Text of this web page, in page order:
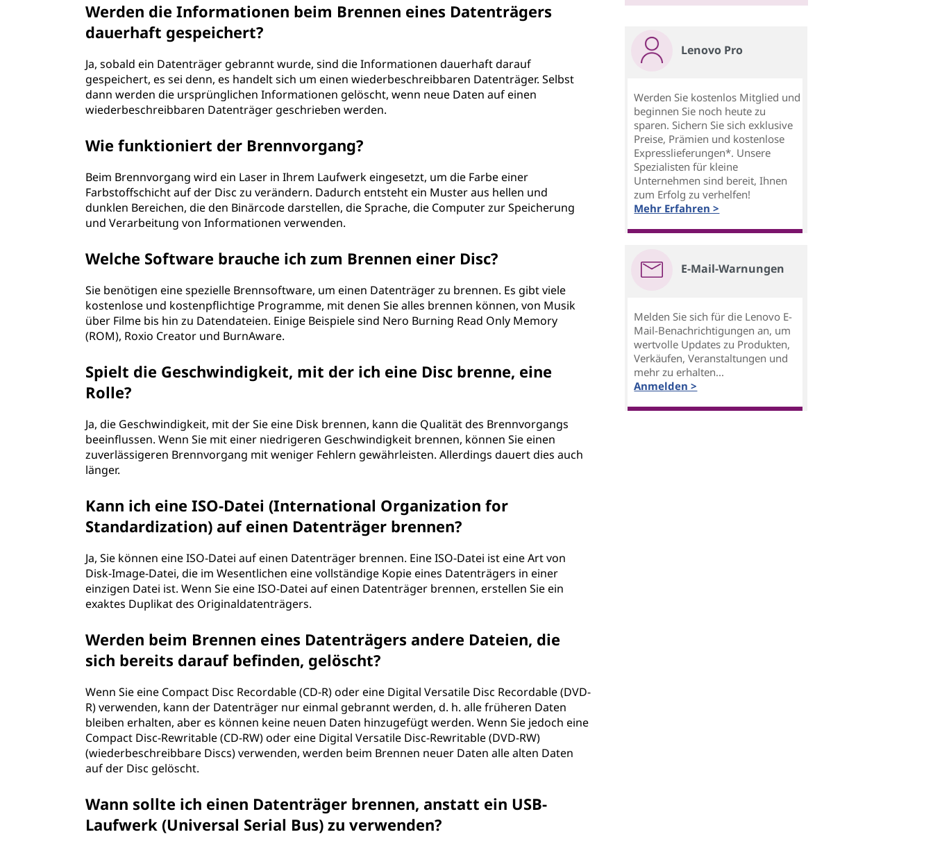
Werden die Informationen beim Brennen eines Datenträgers
dauerhaft gespeichert?
Ja, sobald ein Datenträger gebrannt wurde, sind die Informationen dauerhaft darauf
gespeichert, es sei denn, es handelt sich um einen wiederbeschreibbaren Datenträger. Selbst
dann werden die ursprünglichen Informationen gelöscht, wenn neue Daten auf einen
wiederbeschreibbaren Datenträger geschrieben werden.
Wie funktioniert der Brennvorgang?
Beim Brennvorgang wird ein Laser in Ihrem Laufwerk eingesetzt, um die Farbe einer
Farbstoffschicht auf der Disc zu verändern. Dadurch entsteht ein Muster aus hellen und
dunklen Bereichen, die den Binärcode darstellen, die Sprache, die Computer zur Speicherung
und Verarbeitung von Informationen verwenden.
Welche Software brauche ich zum Brennen einer Disc?
Sie benötigen eine spezielle Brennsoftware, um einen Datenträger zu brennen. Es gibt viele
kostenlose und kostenpflichtige Programme, mit denen Sie alles brennen können, von Musik
über Filme bis hin zu Datendateien. Einige Beispiele sind Nero Burning Read Only Memory
(ROM), Roxio Creator und BurnAware.
Spielt die Geschwindigkeit, mit der ich eine Disc brenne, eine
Rolle?
Ja, die Geschwindigkeit, mit der Sie eine Disk brennen, kann die Qualität des Brennvorgangs
beeinflussen. Wenn Sie mit einer niedrigeren Geschwindigkeit brennen, können Sie einen
zuverlässigeren Brennvorgang mit weniger Fehlern gewährleisten. Allerdings dauert dies auch
länger.
Kann ich eine ISO-Datei (International Organization for
Standardization) auf einen Datenträger brennen?
Ja, Sie können eine ISO-Datei auf einen Datenträger brennen. Eine ISO-Datei ist eine Art von
Disk-Image-Datei, die im Wesentlichen eine vollständige Kopie eines Datenträgers in einer
einzigen Datei ist. Wenn Sie eine ISO-Datei auf einen Datenträger brennen, erstellen Sie ein
exaktes Duplikat des Originaldatenträgers.
Werden beim Brennen eines Datenträgers andere Dateien, die
sich bereits darauf befinden, gelöscht?
Wenn Sie eine Compact Disc Recordable (CD-R) oder eine Digital Versatile Disc Recordable (DVD-
R) verwenden, kann der Datenträger nur einmal gebrannt werden, d. h. alle früheren Daten
bleiben erhalten, aber es können keine neuen Daten hinzugefügt werden. Wenn Sie jedoch eine
Compact Disc-Rewritable (CD-RW) oder eine Digital Versatile Disc-Rewritable (DVD-RW)
(wiederbeschreibbare Discs) verwenden, werden beim Brennen neuer Daten alle alten Daten
auf der Disc gelöscht.
Wann sollte ich einen Datenträger brennen, anstatt ein USB-
Laufwerk (Universal Serial Bus) zu verwenden?
Lenovo Pro
Werden Sie kostenlos Mitglied und
beginnen Sie noch heute zu
sparen. Sichern Sie sich exklusive
Preise, Prämien und kostenlose
Expresslieferungen*. Unsere
Spezialisten für kleine
Unternehmen sind bereit, Ihnen
zum Erfolg zu verhelfen!
Mehr Erfahren >
E-Mail-Warnungen
Melden Sie sich für die Lenovo E-
Mail-Benachrichtigungen an, um
wertvolle Updates zu Produkten,
Verkäufen, Veranstaltungen und
mehr zu erhalten...
Anmelden >